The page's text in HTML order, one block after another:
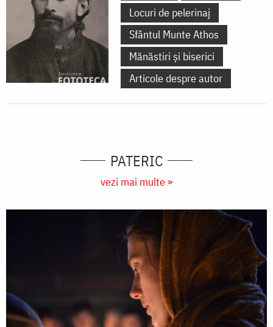
Locuri de pelerinaj
Sfântul Munte Athos
Mănăstiri și biserici
Articole despre autor
PATERIC
vezi mai multe »